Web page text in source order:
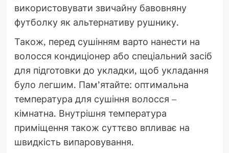
використовувати звичайну бавовняну
футболку як альтернативу рушнику.
Також, перед сушінням варто нанести на
волосся кондиціонер або спеціальний засіб
для підготовки до укладки, щоб укладання
було легшим. Пам’ятайте: оптимальна
температура для сушіння волосся –
кімнатна. Внутрішня температура
приміщення також суттєво впливає на
швидкість випаровування.